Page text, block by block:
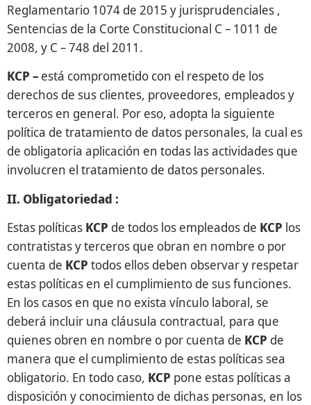
Reglamentario 1074 de 2015 y jurisprudenciales ,
Sentencias de la Corte Constitucional C – 1011 de
2008, y C – 748 del 2011.
KCP – está comprometido con el respeto de los
derechos de sus clientes, proveedores, empleados y
terceros en general. Por eso, adopta la siguiente
política de tratamiento de datos personales, la cual es
de obligatoria aplicación en todas las actividades que
involucren el tratamiento de datos personales.
II. Obligatoriedad :
Estas políticas KCP de todos los empleados de KCP los
contratistas y terceros que obran en nombre o por
cuenta de KCP todos ellos deben observar y respetar
estas políticas en el cumplimiento de sus funciones.
En los casos en que no exista vínculo laboral, se
deberá incluir una cláusula contractual, para que
quienes obren en nombre o por cuenta de KCP de
manera que el cumplimiento de estas políticas sea
obligatorio. En todo caso, KCP pone estas políticas a
disposición y conocimiento de dichas personas, en los